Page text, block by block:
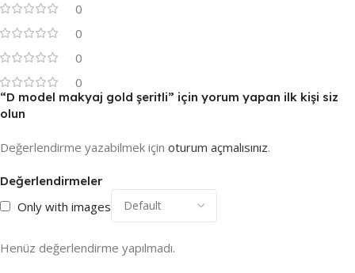
0
0
0
0
Değerlendirmeler
Only with images
Henüz değerlendirme yapılmadı.
“D model makyaj gold şeritli” için yorum yapan ilk kişi siz
olun
Değerlendirme yazabilmek için oturum açmalısınız.